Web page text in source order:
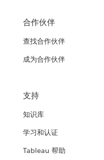
合作伙伴
查找合作伙伴
成为合作伙伴
支持
知识库
学习和认证
Tableau 帮助